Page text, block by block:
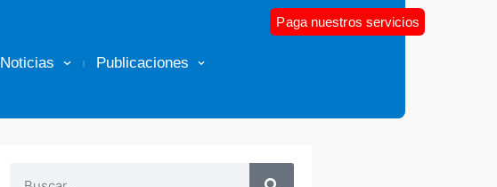
Noticias Publicaciones
Paga nuestros servicios